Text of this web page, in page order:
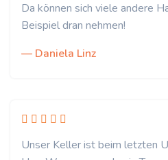
Da können sich viele andere
Beispiel dran nehmen!
— Daniela Linz
Unser Keller ist beim letzten